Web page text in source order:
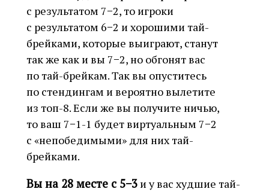
с результатом 7−2, то игроки
с результатом 6−2 и хорошими тай-
брейками, которые выиграют, станут
так же как и вы 7−2, но обгонят вас
по тай-брейкам. Так вы опуститесь
по стендингам и вероятно вылетите
из топ-8. Если же вы получите ничью,
то ваш 7−1-1 будет виртуальным 7−2
с «непобедимыми» для них тай-
брейками.
Вы на 28 месте с 5−3и у вас худшие тай-